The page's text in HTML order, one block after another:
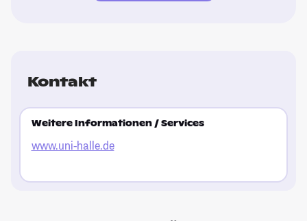
Kontakt
Weitere Informationen / Services
www.uni-halle.de